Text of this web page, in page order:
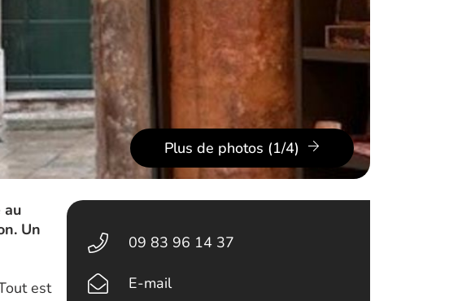
Plus de photos (1/4)
au
Un
est
09 83 96 14 37
E-mail